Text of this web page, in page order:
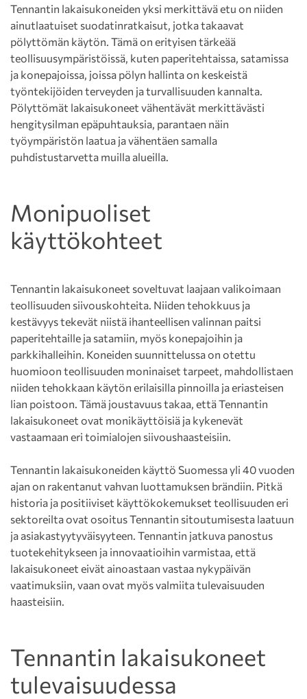
Tennantin lakaisukoneiden yksi merkittävä etu on niiden
ainutlaatuiset suodatinratkaisut, jotka takaavat
pölyttömän käytön. Tämä on erityisen tärkeää
teollisuusympäristöissä, kuten paperitehtaissa, satamissa
ja konepajoissa, joissa pölyn hallinta on keskeistä
työntekijöiden terveyden ja turvallisuuden kannalta.
Pölyttömät lakaisukoneet vähentävät merkittävästi
hengitysilman epäpuhtauksia, parantaen näin
työympäristön laatua ja vähentäen samalla
puhdistustarvetta muilla alueilla.
Monipuoliset
käyttökohteet
Tennantin lakaisukoneet soveltuvat laajaan valikoimaan
teollisuuden siivouskohteita. Niiden tehokkuus ja
kestävyys tekevät niistä ihanteellisen valinnan paitsi
paperitehtaille ja satamiin, myös konepajoihin ja
parkkihalleihin. Koneiden suunnittelussa on otettu
huomioon teollisuuden moninaiset tarpeet, mahdollistaen
niiden tehokkaan käytön erilaisilla pinnoilla ja eriasteisen
lian poistoon. Tämä joustavuus takaa, että Tennantin
lakaisukoneet ovat monikäyttöisiä ja kykenevät
vastaamaan eri toimialojen siivoushaasteisiin.
Tennantin lakaisukoneiden käyttö Suomessa yli 40 vuoden
ajan on rakentanut vahvan luottamuksen brändiin. Pitkä
historia ja positiiviset käyttökokemukset teollisuuden eri
sektoreilta ovat osoitus Tennantin sitoutumisesta laatuun
ja asiakastyytyväisyyteen. Tennantin jatkuva panostus
tuotekehitykseen ja innovaatioihin varmistaa, että
lakaisukoneet eivät ainoastaan vastaa nykypäivän
vaatimuksiin, vaan ovat myös valmiita tulevaisuuden
haasteisiin.
Tennantin lakaisukoneet
tulevaisuudessa